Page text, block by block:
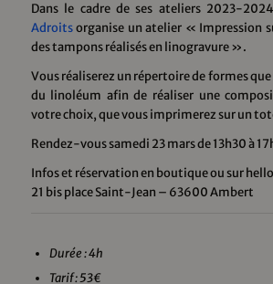
Dans le cadre de ses ateliers 2023-
Adroitsorganise un atelier « Impression
des tampons réalisés en linogravure ».
Vous réaliserez un répertoire de formes
du linoléum afin de réaliser une
votre choix, que vous imprimerez sur un
Rendez-vous samedi 23 mars de 13h30 à
Infos et réservation en boutique ou sur
21 bis place Saint-Jean – 63600 Ambert
Durée : 4h
Tarif : 53€